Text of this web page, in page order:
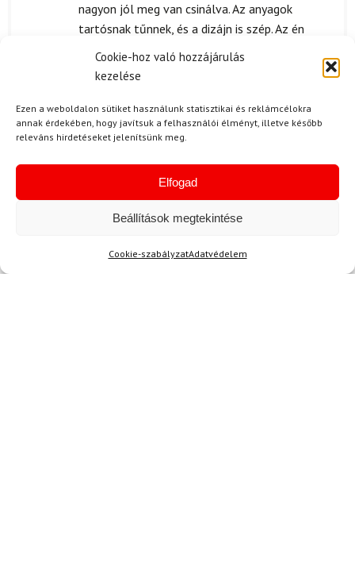
Cookie-hoz való hozzájárulás
kezelése
Ezen a weboldalon sütiket használunk statisztikai és reklámcélokra
annak érdekében, hogy javítsuk a felhasználói élményt, illetve később
releváns hirdetéseket jelenítsünk meg.
Elfogad
Beállítások megtekintése
Cookie-szabályzatAdatvédelem
nagyon jól meg van csinálva. Az anyagok
tartósnak tűnnek, és a dizájn is szép. Az én
fiam szívesen viseli, szóval biztosan jól
választottam.
Értékelés:
B. Lajos (megerősített tulajdonos)
A szállítás gyorsan megtörtént, a csomag
időben megérkezett, aminek nagyon örültünk.
Kérdése van?